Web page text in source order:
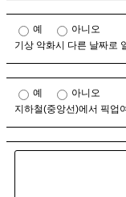
예
아니오
기상 악화시 다른 날짜로
예
아니오
지하철(중앙선)에서 픽업